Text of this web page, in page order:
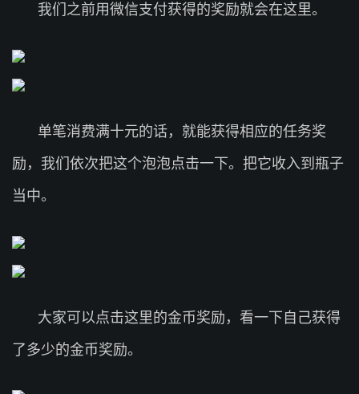
我们之前用微信支付获得的奖励就会在这里。
单笔消费满十元的话，就能获得相应的任务奖
励，我们依次把这个泡泡点击一下。把它收入到瓶子
当中。
大家可以点击这里的金币奖励，看一下自己获得
了多少的金币奖励。